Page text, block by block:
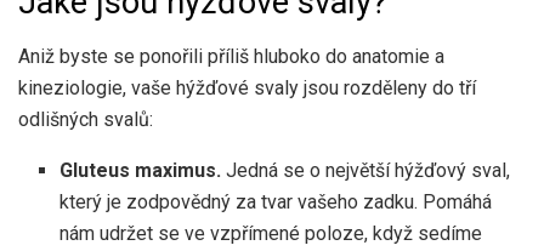
Aniž byste se ponořili příliš hluboko do anatomie a
kineziologie, vaše hýžďové svaly jsou rozděleny do tří
odlišných svalů:
Gluteus maximus. Jedná se o největší hýžďový sval,
který je zodpovědný za tvar vašeho zadku. Pomáhá
nám udržet se ve vzpřímené poloze, když sedíme